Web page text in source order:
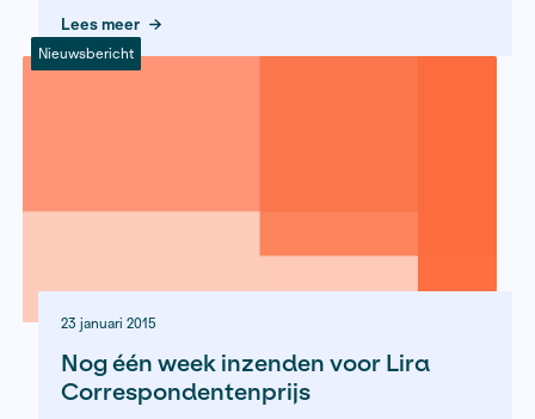
Website Nieuwe Journalistiek
Lees meer
Nieuwsbericht